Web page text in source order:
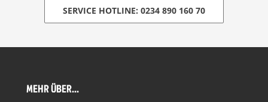
SERVICE HOTLINE: 0234 890 160 70
MEHR ÜBER...